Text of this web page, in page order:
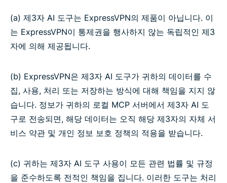
(a) 제3자 AI 도구는 ExpressVPN의 제품이 아닙니다. 이
는 ExpressVPN이 통제권을 행사하지 않는 독립적인 제3
자에 의해 제공됩니다.
(b) ExpressVPN은 제3자 AI 도구가 귀하의 데이터를 수
집, 사용, 처리 또는 저장하는 방식에 대해 책임을 지지 않
습니다. 정보가 귀하의 로컬 MCP 서버에서 제3자 AI 도
구로 전송되면, 해당 데이터는 오직 해당 제3자의 자체 서
비스 약관 및 개인 정보 보호 정책의 적용을 받습니다.
(c) 귀하는 제3자 AI 도구 사용이 모든 관련 법률 및 규정
을 준수하도록 전적인 책임을 집니다. 이러한 도구는 처리